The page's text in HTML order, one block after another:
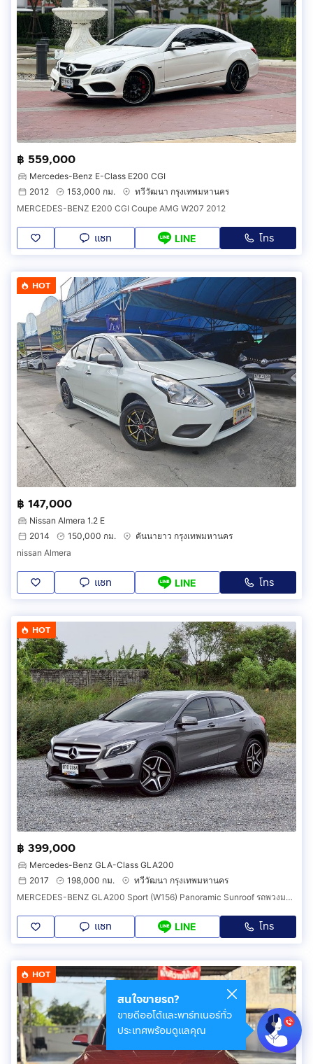
฿ 559,000
Mercedes-Benz E-Class E200 CGI
2012
153,000 กม.
ทวีวัฒนา กรุงเทพมหานคร
MERCEDES-BENZ E200 CGI Coupe AMG W207 2012
แชท LINE โทร
HOT
฿ 147,000
Nissan Almera 1.2 E
2014
150,000 กม.
คันนายาว กรุงเทพมหานคร
nissan Almera
แชท LINE โทร
HOT
฿ 399,000
Mercedes-Benz GLA-Class GLA200
2017
198,000 กม.
ทวีวัฒนา กรุงเทพมหานคร
MERCEDES-BENZ GLA200 Sport (W156) Panoramic Sunroof รถพวงมาลัยฝั่งซ้าย ปี 2017 ออปชั่นจัดเต็ม
แชท LINE โทร
HOT
สนใจขายรถ?
ขายดีออโต้และพาร์ทเนอร์ทั่ว
ประเทศพร้อมดูแลคุณ